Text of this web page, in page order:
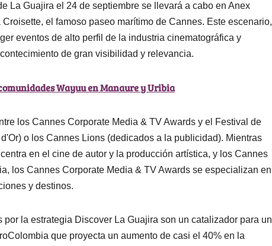
La Guajira el 24 de septiembre se llevará a cabo en Anex
el famoso paseo marítimo de Cannes. Este escenario,
eventos de alto perfil de la industria cinematográfica y
de gran visibilidad y relevancia.
Wayuu en Manaure y Uribia
los Cannes Corporate Media & TV Awards y el Festival de
o los Cannes Lions (dedicados a la publicidad). Mientras
en el cine de autor y la producción artística, y los Cannes
los Cannes Corporate Media & TV Awards se especializan en
y destinos.
la estrategia Discover La Guajira son un catalizador para un
que proyecta un aumento de casi el 40% en la